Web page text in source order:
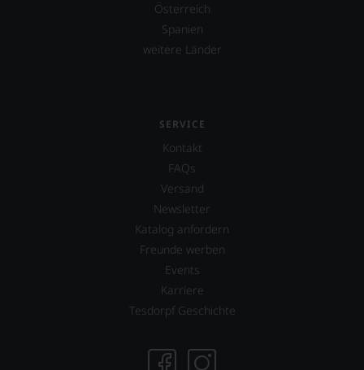
Österreich
Spanien
weitere Länder
SERVICE
Kontakt
FAQs
Versand
Newsletter
Katalog anfordern
Freunde werben
Events
Karriere
Tesdorpf Geschichte